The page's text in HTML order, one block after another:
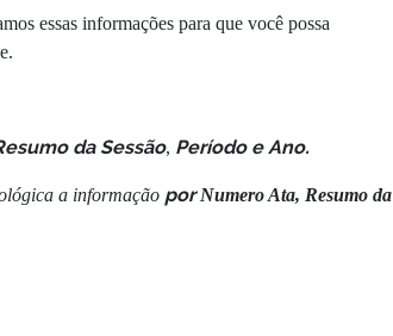
essas informações para que você possa
da Sessão, Período e Ano.
a informação porNumero Ata, Resumo da